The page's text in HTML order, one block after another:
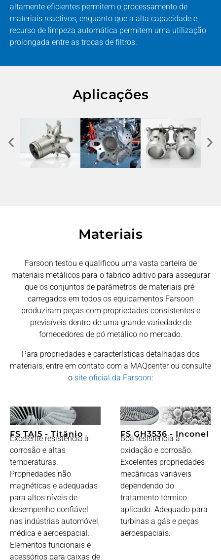
altamente eficientes permitem o processamento de
materiais reactivos, enquanto que a alta capacidade e
recurso de limpeza automática permitem uma utilização
prolongada entre as trocas de filtros.
Aplicações
Materiais
Farsoon testou e qualificou uma vasta carteira de
materiais metálicos para o fabrico aditivo para assegurar
que os conjuntos de parâmetros de materiais pré-
carregados em todos os equipamentos Farsoon
produziram peças com propriedades consistentes e
previsíveis dentro de uma grande variedade de
fornecedores de pó metálico no mercado.
Para propriedades e características detalhadas dos
materiais, entre em contato com a MAQcenter ou consulte
o site oficial da Farsoon:
FS TAl5 - Titânio
Excelente resistência à
corrosão e altas
temperaturas.
Propriedades não
magnéticas e adequadas
para altos níveis de
desempenho confiável
nas indústrias automóvel,
médica e aeroespacial.
Elementos funcionais e
acessórios para caixas de
FS GH3536 - Inconel
Boa resistência à
oxidação e corrosão.
Excelentes propriedades
mecânicas variáveis ​​
dependendo do
tratamento térmico
aplicado. Adequado para
turbinas a gás e peças
aeroespaciais.